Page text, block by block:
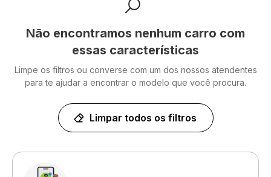
Não encontramos nenhum carro com
essas características
Limpe os filtros ou converse com um dos nossos atendentes
para te ajudar a encontrar o modelo que você procura.
Limpar todos os filtros